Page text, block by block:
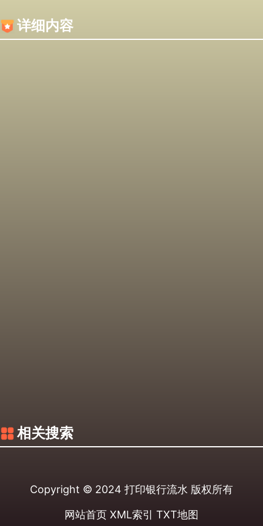
详细内容
相关搜索
Copyright © 2024 打印银行流水 版权所有
网站首页 XML索引 TXT地图